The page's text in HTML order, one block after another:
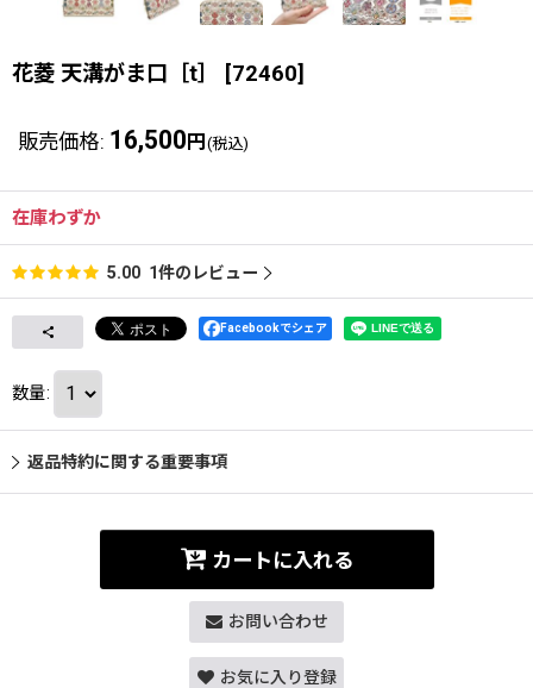
花菱 天溝がま口［t］ [72460]
販売価格: 16,500 円 (税込)
在庫わずか
5.00 1件のレビュー
Facebookでシェア
数量:
返品特約に関する重要事項
カートに入れる
お問い合わせ
お気に入り登録